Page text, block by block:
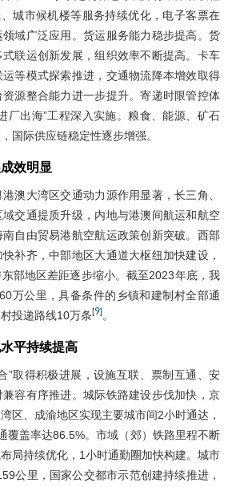
城市候机楼等服务持续优化，电子客票在
域广泛应用。货运服务能力稳步提高。货
联运创新发展，组织效率不断提高。卡车
等模式探索推进，交通物流降本增效取得
源整合能力进一步提升。寄递时限管控体
厂出海”工程深入实施。粮食、能源、矿石
国际供应链稳定性逐步增强。
效明显
澳大湾区交通动力源作用显著，长三角、
交通提质升级，内地与港澳间航运和航空
自由贸易港航空航运政策创新突破。西部
补齐，中部地区大通道大枢纽加快建设，
部地区差距逐步缩小。截至2023年底，我
万公里，具备条件的乡镇和建制村全部通
投递路线10万条[9] 。
平持续提高
”取得积极进展，设施互联、票制互通、安
容有序推进。城际铁路建设步伐加快，京
区、成渝地区实现主要城市间2小时通达，
覆盖率达86.5%。市域（郊）铁路里程不断
局持续优化，1小时通勤圈加快构建。城市
公里，国家公交都市示范创建持续推进，